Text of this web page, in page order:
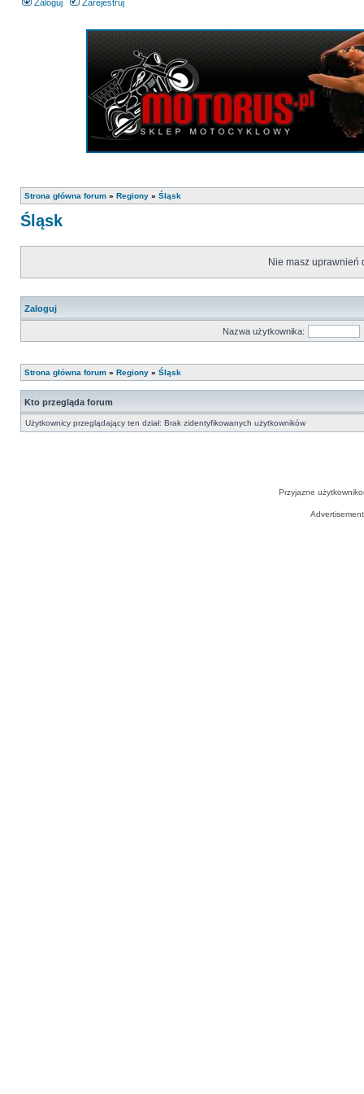
Zaloguj Zarejestruj
Strona główna forum » Regiony » Śląsk
Śląsk
Nie masz uprawnień
Zaloguj
Nazwa użytkownika:
Strona główna forum » Regiony » Śląsk
Kto przegląda forum
Użytkownicy przeglądający ten dział: Brak zidentyfikowanych użytkowników
Przyjazne